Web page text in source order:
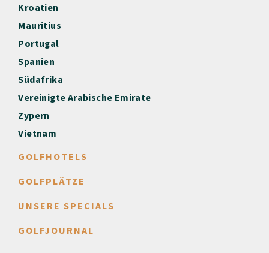
Kroatien
Mauritius
Portugal
Spanien
Südafrika
Vereinigte Arabische Emirate
Zypern
Vietnam
GOLFHOTELS
GOLFPLÄTZE
UNSERE SPECIALS
GOLFJOURNAL